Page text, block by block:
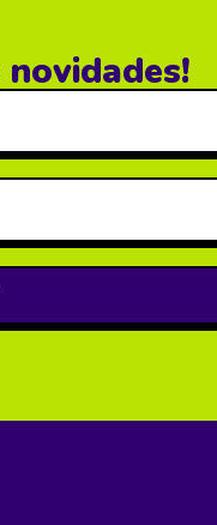
novidades!